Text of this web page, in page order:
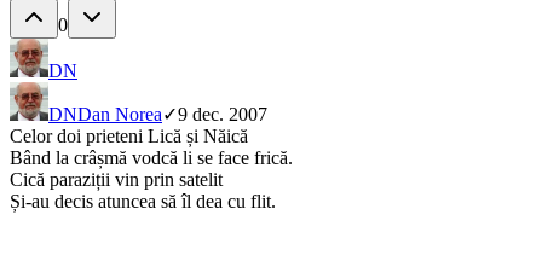
0
DN
DNDan Norea✓9 dec. 2007
Celor doi prieteni Lică și Năică
Bând la crâșmă vodcă li se face frică.
Cică paraziții vin prin satelit
Și-au decis atuncea să îl dea cu flit.